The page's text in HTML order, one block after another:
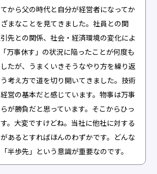
から父の時代と自分が経営者になってか
まなことを見てきました。社員との関
先との関係、社会・経済環境の変化によ
万事休す」の状況に陥ったことが何度も
たが、うまくいきそうなやり方を繰り返
考え方で道を切り開いてきました。技術
営の基本だと感じています。物事は万事
が勝負だと思っています。そこからひっ
。大変ですけどね。当社に他社に対する
あるとすればほんのわずかです。どんな
半歩先」という意識が重要なのです。